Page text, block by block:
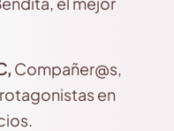
Compañer@s,
en